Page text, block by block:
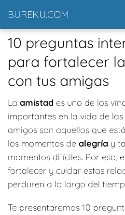
BUREKU.COM
10 preguntas
para fortalecer
con tus amigas
La amistad es uno de los
importantes en la vida de las
amigos son aquellos que
los momentos de alegría y
momentos difíciles. Por eso,
fortalecer y cuidar estas
perduren a lo largo del
Te presentaremos 10